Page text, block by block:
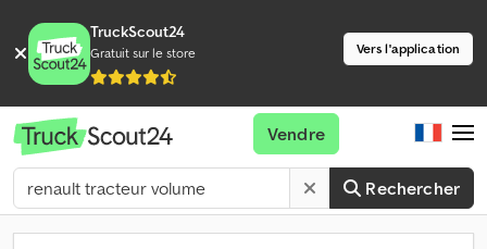
TruckScout24
Gratuit sur le store Vers l'application
Rechercher
Vendre